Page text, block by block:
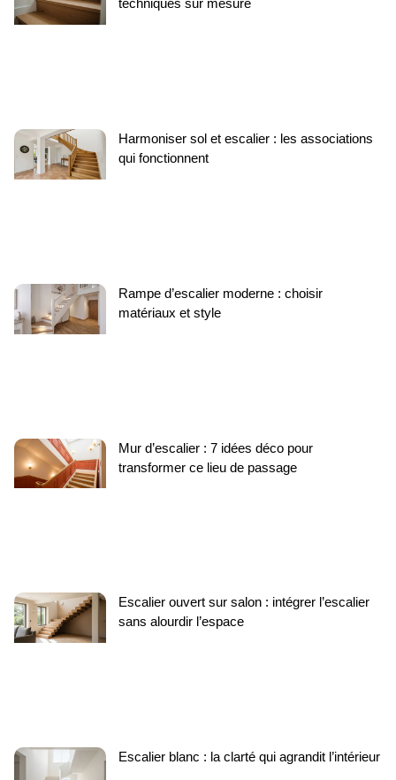
techniques sur mesure
Harmoniser sol et escalier : les associations
qui fonctionnent
Rampe d’escalier moderne : choisir
matériaux et style
Mur d’escalier : 7 idées déco pour
transformer ce lieu de passage
Escalier ouvert sur salon : intégrer l’escalier
sans alourdir l’espace
Escalier blanc : la clarté qui agrandit l’intérieur